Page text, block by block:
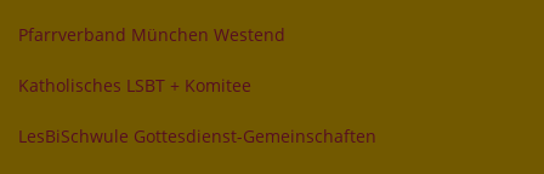
Pfarrverband München Westend
Katholisches LSBT + Komitee
LesBiSchwule Gottesdienst-Gemeinschaften